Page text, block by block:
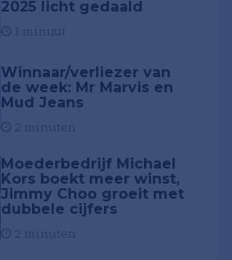
2025 licht gedaald
Winnaar/verliezer van
de week: Mr Marvis en
Mud Jeans
Moederbedrijf Michael
Kors boekt meer winst,
Jimmy Choo groeit met
dubbele cijfers